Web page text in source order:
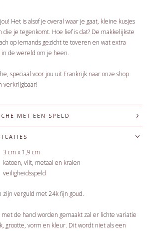
Het is alsof je overal waar je gaat, kleine kusjes
je tegenkomt. Hoe lief is dat? De makkelijkste
op iemands gezicht te toveren en wat extra
de wereld om je heen.
speciaal voor jou uit Frankrijk naar onze shop
verkrijgbaar!
MET EEN SPELD
3 cm x 1,9 cm
katoen, vilt, metaal en kralen
veiligheidsspeld
zijn verguld met 24k fijn goud.
de hand worden gemaakt zal er lichte variatie
grootte, vorm en kleur. Dit wordt niet als een